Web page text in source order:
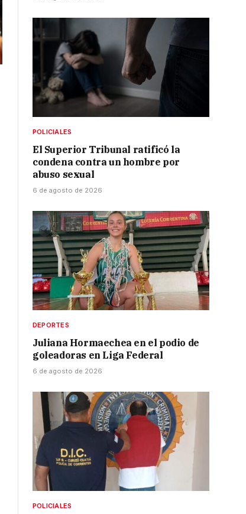
POLICIALES
El Superior Tribunal ratificó la
condena contra un hombre por
abuso sexual
6 de agosto de 2026
DEPORTES
Juliana Hormaechea en el podio de
goleadoras en Liga Federal
6 de agosto de 2026
POLICIALES